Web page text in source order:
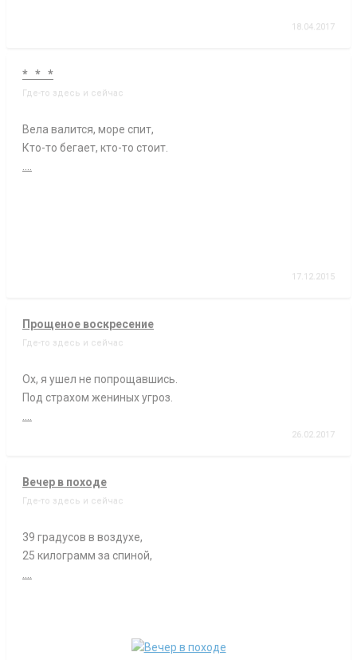
18.04.2017
* * *
Где-то здесь и сейчас
Вела валится, море спит,
Кто-то бегает, кто-то стоит.
17.12.2015
Прощеное воскресение
Где-то здесь и сейчас
Ох, я ушел не попрощавшись.
Под страхом жениных угроз.
26.02.2017
Вечер в походе
Где-то здесь и сейчас
39 градусов в воздухе,
25 килограмм за спиной,